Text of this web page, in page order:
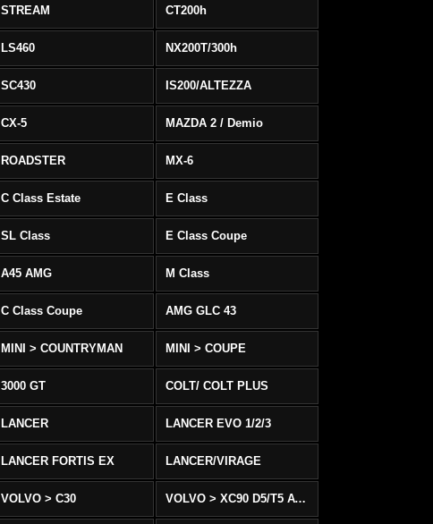
STREAM CT200h
LS460 NX200T/300h
SC430 IS200/ALTEZZA
CX-5 MAZDA 2 / Demio
ROADSTER MX-6
C Class Estate E Class
SL Class E Class Coupe
A45 AMG M Class
C Class Coupe AMG GLC 43
MINI > COUNTRYMAN MINI > COUPE
3000 GT COLT/ COLT PLUS
LANCER LANCER EVO 1/2/3
LANCER FORTIS EX LANCER/VIRAGE
VOLVO > C30 VOLVO > XC90 D5/T5 AWD